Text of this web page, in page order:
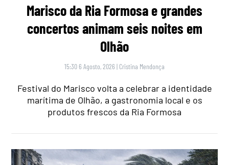
Marisco da Ria Formosa e grandes
concertos animam seis noites em
Olhão
15:30 6 Agosto, 2026 | Cristina Mendonça
Festival do Marisco volta a celebrar a identidade
marítima de Olhão, a gastronomia local e os
produtos frescos da Ria Formosa